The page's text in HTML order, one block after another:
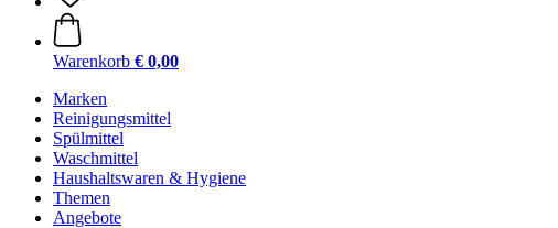
Warenkorb € 0,00
Marken
Reinigungsmittel
Spülmittel
Waschmittel
Haushaltswaren & Hygiene
Themen
Angebote